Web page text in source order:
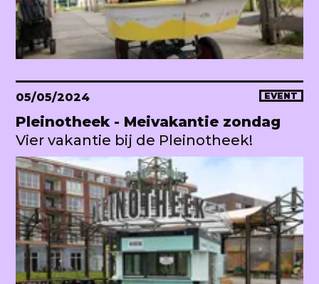
05/05/2024 EVENT
Pleinotheek - Meivakantie zondag
Vier vakantie bij de Pleinotheek!